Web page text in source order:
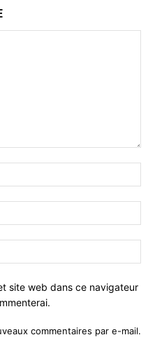
site web dans ce navigateur
commentaires par e-mail.